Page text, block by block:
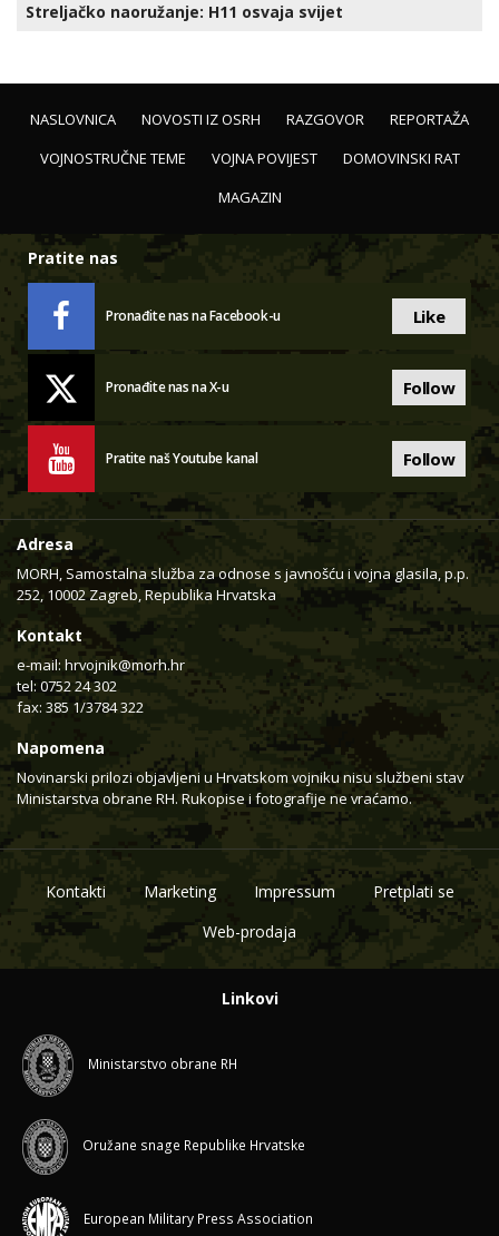
Streljačko naoružanje: H11 osvaja svijet
NASLOVNICA NOVOSTI IZ OSRH RAZGOVOR
REPORTAŽA
VOJNOSTRUČNE TEME
VOJNA POVIJEST
DOMOVINSKI RAT
MAGAZIN
Pratite nas
Pronađite nas na Facebook-u Like
Pronađite nas na X-u Follow
Pratite naš Youtube kanal Follow
Adresa
MORH, Samostalna služba za odnose s javnošću i vojna glasila, p.p.
252, 10002 Zagreb, Republika Hrvatska
Kontakt
e-mail: hrvojnik@morh.hr
tel: 0752 24 302
fax: 385 1/3784 322
Napomena
Novinarski prilozi objavljeni u Hrvatskom vojniku nisu službeni stav
Ministarstva obrane RH. Rukopise i fotografije ne vraćamo.
Kontakti Marketing Impressum
Pretplati se
Web-prodaja
Linkovi
Ministarstvo obrane RH
Oružane snage Republike Hrvatske
European Military Press Association